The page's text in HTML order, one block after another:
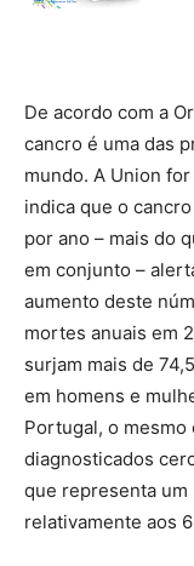
De acordo com a
cancro é uma das
mundo. A Union
indica que o
por ano – mais do
em conjunto –
aumento deste
mortes anuais em
surjam mais de
em homens e
Portugal, o mesmo
diagnosticados
que representa um
relativamente aos